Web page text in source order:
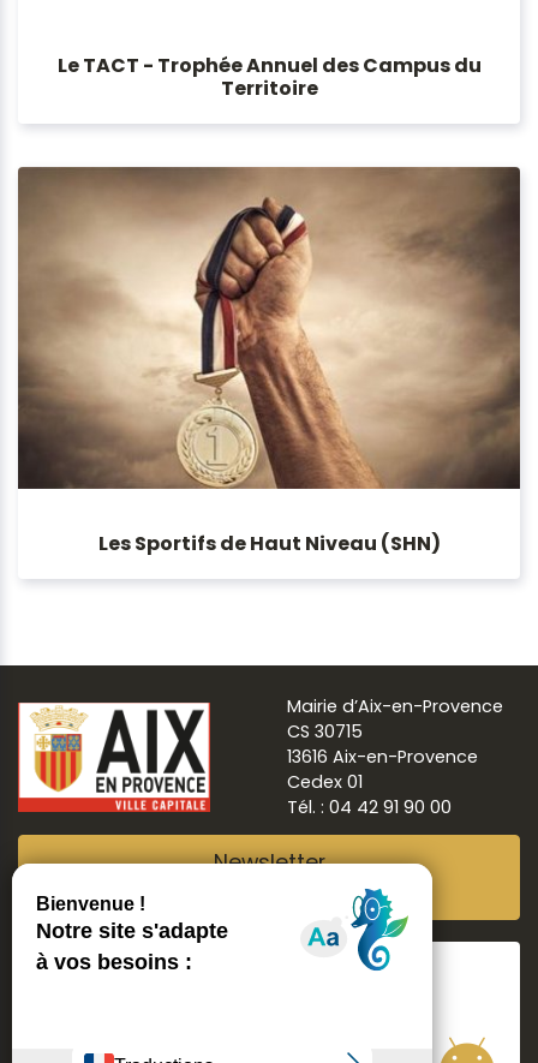
Le TACT - Trophée Annuel des Campus du
Territoire
Les Sportifs de Haut Niveau (SHN)
Mairie d’Aix-en-Provence
CS 30715
13616 Aix-en-Provence
Cedex 01
Tél. : 04 42 91 90 00
Newsletter
Suivre Aix ma ville